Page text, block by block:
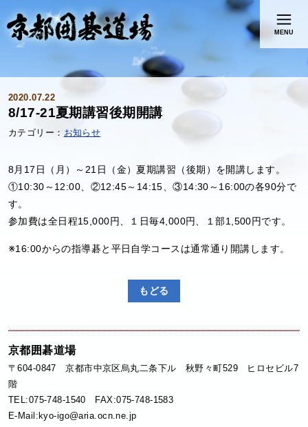
MENU
2020.07.22
8/17-21夏期講習後期開講
お知らせ
8月17日（月）～21日（金）夏期講習（後期）を開講します。
①10:30～12:00、②12:45～14:15、③14:30～16:00の各90分で
す。
参加費は全日程15,000円、１日毎4,000円、１部1,500円です。
※16:00からの指導碁と平日自学コースは通常通り開講します。
もどる
京都囲碁道場
〒604-0847 京都市中京区烏丸二条下ル 秋野々町529 ヒロセビル7
階
TEL:075-748-1540 FAX:075-748-1583
E-Mail:kyo-igo@aria.ocn.ne.jp